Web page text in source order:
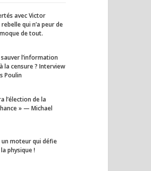
avec Victor
qui n’a peur de
de tout.
l’information
la censure ? Interview
Poulin
l’élection de la
» — Michael
moteur qui défie
physique !